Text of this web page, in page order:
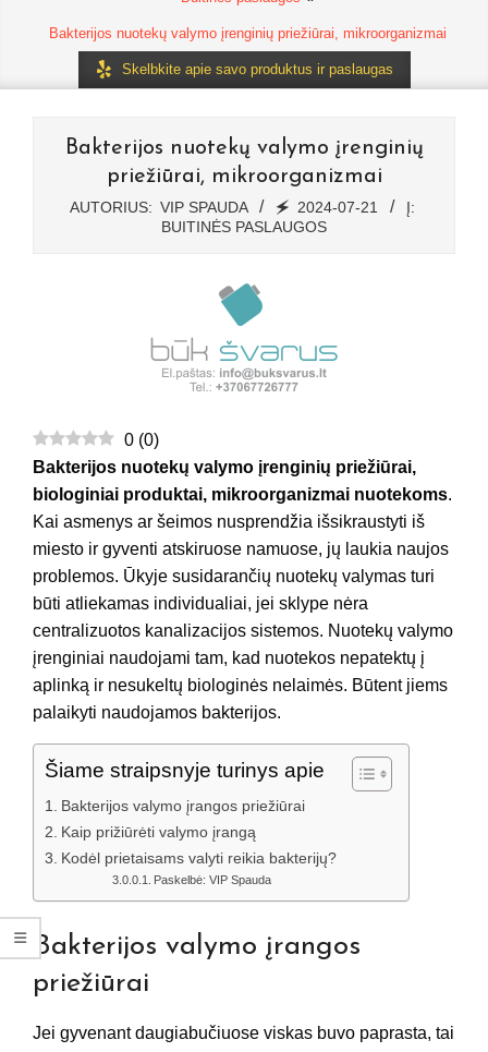
Bakterijos nuotekų valymo įrenginių priežiūrai, mikroorganizmai
Skelbkite apie savo produktus ir paslaugas
Bakterijos nuotekų valymo įrenginių
priežiūrai, mikroorganizmai
AUTORIUS: VIP SPAUDA 🗲 2024-07-21
Į:
BUITINĖS PASLAUGOS
0 (0)
Bakterijos nuotekų valymo įrenginių priežiūrai,
biologiniai produktai, mikroorganizmai nuotekoms.
Kai asmenys ar šeimos nusprendžia išsikraustyti iš
miesto ir gyventi atskiruose namuose, jų laukia naujos
problemos. Ūkyje susidarančių nuotekų valymas turi
būti atliekamas individualiai, jei sklype nėra
centralizuotos kanalizacijos sistemos. Nuotekų valymo
įrenginiai naudojami tam, kad nuotekos nepatektų į
aplinką ir nesukeltų biologinės nelaimės. Būtent jiems
palaikyti naudojamos bakterijos.
Šiame straipsnyje turinys apie
Bakterijos valymo įrangos priežiūrai
Kaip prižiūrėti valymo įrangą
Kodėl prietaisams valyti reikia bakterijų?
Paskelbė: VIP Spauda
Bakterijos valymo įrangos
priežiūrai
Jei gyvenant daugiabučiuose viskas buvo paprasta, tai